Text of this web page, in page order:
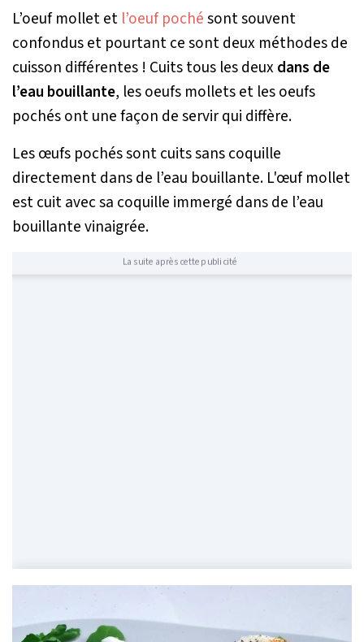
L’oeuf mollet et l’oeuf pochésont souvent
confondus et pourtant ce sont deux méthodes de
cuisson différentes ! Cuits tous les deux dans de
l’eau bouillante, les oeufs mollets et les oeufs
pochés ont une façon de servir qui diffère.
Les œufs pochés sont cuits sans coquille
directement dans de l’eau bouillante. L'œuf mollet
est cuit avec sa coquille immergé dans de l’eau
bouillante vinaigrée.
La suite après cette publicité